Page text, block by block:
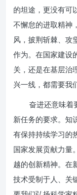
的坦途，更没有可
不懈怠的进取精神
风，披荆斩棘、攻
作为。在国家建设
关，还是在基层治
兴一线，都需要我
奋进还意味着
新任务的要求。知
有保持持续学习的
国家发展贡献力量
越的创新精神。在
技术受制于人、关